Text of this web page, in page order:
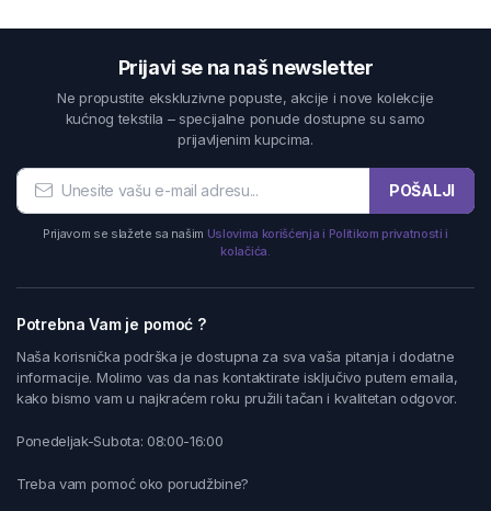
Prijavi se na naš newsletter
Ne propustite ekskluzivne popuste, akcije i nove kolekcije
kućnog tekstila – specijalne ponude dostupne su samo
prijavljenim kupcima.
POŠALJI
Prijavom se slažete sa našim Uslovima korišćenja i Politikom privatnosti i
kolačića.
Potrebna Vam je pomoć ?
Naša korisnička podrška je dostupna za sva vaša pitanja i dodatne
informacije. Molimo vas da nas kontaktirate isključivo putem emaila,
kako bismo vam u najkraćem roku pružili tačan i kvalitetan odgovor.
Ponedeljak-Subota: 08:00-16:00
Treba vam pomoć oko porudžbine?